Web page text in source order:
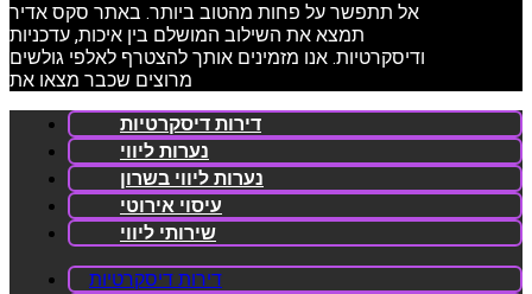
אל תתפשר על פחות מהטוב ביותר. באתר סקס אדיר
תמצא את השילוב המושלם בין איכות, עדכניות
ודיסקרטיות. אנו מזמינים אותך להצטרף לאלפי גולשים
מרוצים שכבר מצאו את
דירות דיסקרטיות
נערות ליווי
נערות ליווי בשרון
עיסוי אירוטי
שירותי ליווי
דירות דיסקרטיות